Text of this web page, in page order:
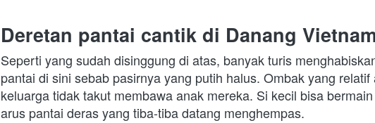
Deretan pantai cantik di Danang
Seperti yang sudah disinggung di atas, banyak turis
pantai di sini sebab pasirnya yang putih halus. Ombak yang
keluarga tidak takut membawa anak mereka. Si kecil bisa
arus pantai deras yang tiba-tiba datang menghempas.